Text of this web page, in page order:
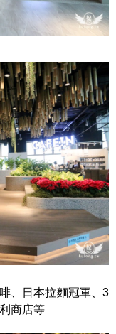
、日本拉麵冠軍、3
商店等